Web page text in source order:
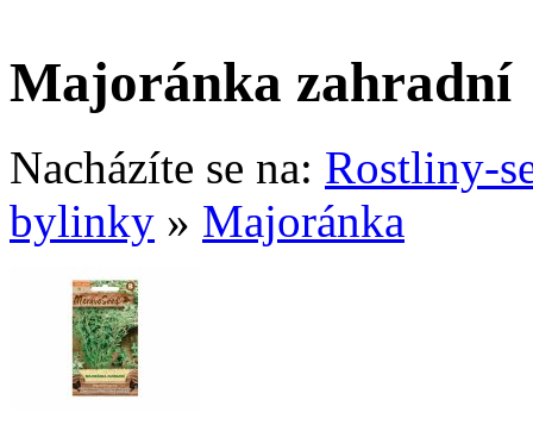
Majoránka zahradní
Nacházíte se na: Rostliny-
bylinky » Majoránka